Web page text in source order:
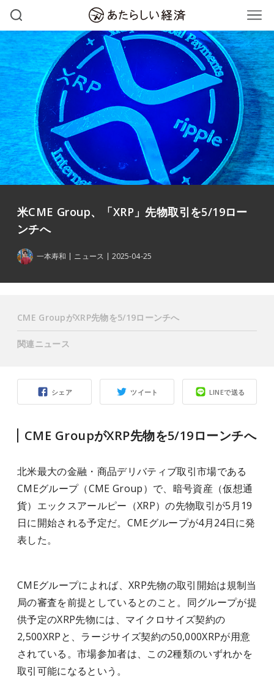
米CME Group、「XRP」先物取引を5/19ロー
ンチへ
一本寿和 ニュース 2025-04-25
シェア ツイート LINEで送る
CME GroupがXRP先物を5/19ローンチへ
北米最大の金融・商品デリバティブ取引市場である
CMEグループ（CME Group）で、暗号資産（仮想通
貨）エックスアールピー（XRP）の先物取引が5月19
日に開始される予定だ。CMEグループが4月24日に発
表した。
CMEグループによれば、XRP先物の取引開始は規制当
局の審査を前提としているとのこと。同グループが提
供予定のXRP先物には、マイクロサイズ契約の
2,500XRPと、ラージサイズ契約の50,000XRPが用意
されている。市場参加者は、この2種類のいずれかを
取引可能になるという。
CME GroupがXRP先物を5/19ローンチへ
関連ニュース